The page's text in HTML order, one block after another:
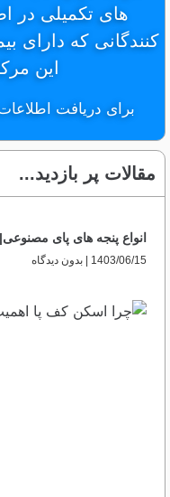
های تکمیلی در
کنندگانی که دارای
این
برای دریافت
مقالات پر بازدید...
انواع پنجه های پای
1403/06/15 بدون دیدگاه